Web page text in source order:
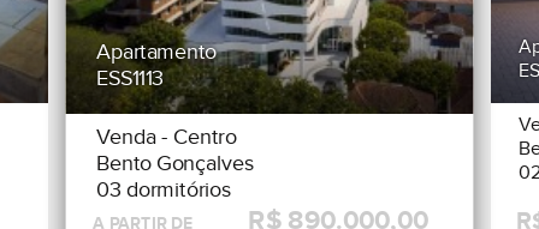
Apartamento
ESS1113
Venda- Centro
Bento Gonçalves
03 dormitórios